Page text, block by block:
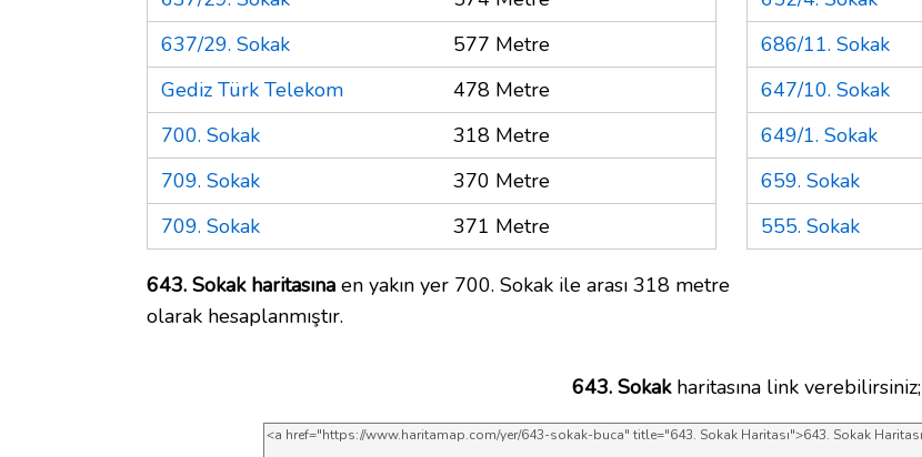
637/29. Sokak
577 Metre
Gediz Türk Telekom
478 Metre
700. Sokak
318 Metre
709. Sokak
370 Metre
709. Sokak
371 Metre
643. Sokak haritasına en yakın yer 700. Sokak ile arası 318 metre
olarak hesaplanmıştır.
686/11. Sokak
647/10. Sokak
649/1. Sokak
659. Sokak
555. Sokak
643. Sokakharitasına link verebilirsiniz;